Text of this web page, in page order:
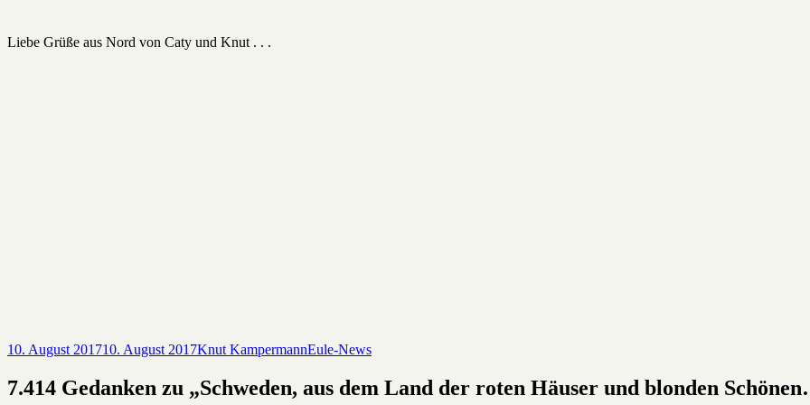
Liebe Grüße aus Nord von Caty und Knut . . .
Veröffentlicht
10. August 201710. August 2017Autor
Knut KampermannKategorien
Eule-News
7.414 Gedanken zu „Schweden, aus dem Land der roten Häuser und blonden